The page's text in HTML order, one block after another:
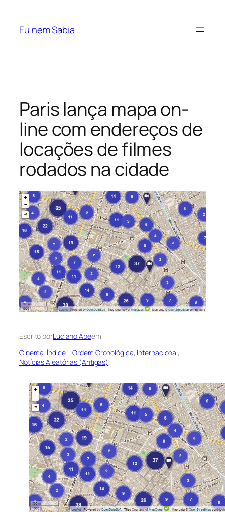
Eu nem Sabia
Paris lança mapa on-
line com endereços de
locações de filmes
rodados na cidade
Escrito porLuciano Abeem
Cinema, Índice – Ordem Cronológica, Internacional
Notícias Aleatórias (Antigas)